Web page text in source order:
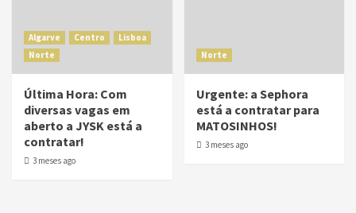
Algarve Centro
Lisboa
Norte
Última Hora: Com
diversas vagas em
aberto a JYSK está a
contratar!
3 meses ago
Norte
Urgente: a Sephora
está a contratar para
MATOSINHOS!
3 meses ago